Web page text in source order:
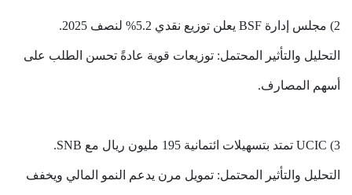
2) مجلس إدارة BSF يعلن توزيع نقدي 5.2% لنصف 2025.
التحليل والتأثير المحتمل: توزيعات قوية عادةً تحسن الطلب على
أسهم المصارف.
3) UCIC تمتد بتسهيلات ائتمانية 195 مليون ريال مع SNB.
التحليل والتأثير المحتمل: تمويل مرن يدعم النمو المالي ويخفف